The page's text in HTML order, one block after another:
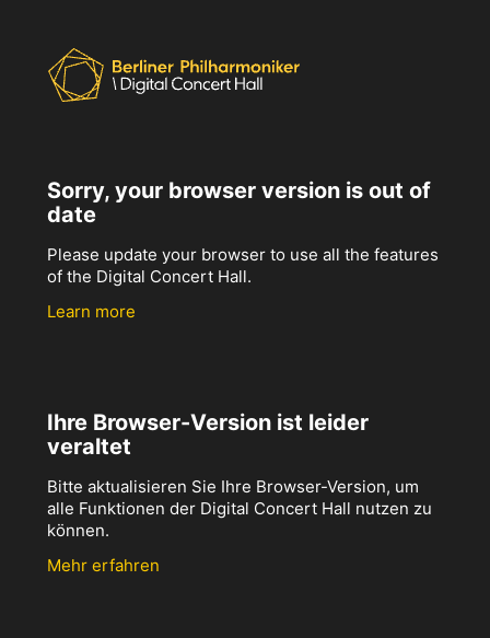
Sorry, your browser version is out of
date
Please update your browser to use all the features
of the Digital Concert Hall.
Learn more
Ihre Browser-Version ist leider
veraltet
Bitte aktualisieren Sie Ihre Browser-Version, um
alle Funktionen der Digital Concert Hall nutzen zu
können.
Mehr erfahren